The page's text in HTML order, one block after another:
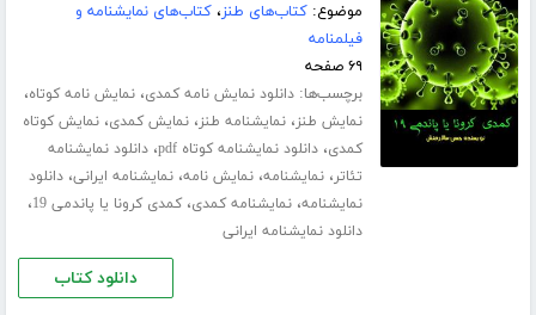
موضوع:کتاب‌های طنز،کتاب‌های نمایشنامه و
فیلمنامه
۶۹ صفحه
برچسب‌ها:دانلود نمایش نامه کمدی،نمایش نامه کوتاه،
نمایش طنز،نمایشنامه طنز،نمایش کمدی،نمایش کوتاه
کمدی،دانلود نمایشنامه کوتاه pdf ،دانلود نمایشنامه
تئاتر،نمایشنامه،نمایش نامه،نمایشنامه ایرانی،دانلود
نمایشنامه،نمایشنامه کمدی،کمدی کرونا یا پاندمی 19 ،
دانلود نمایشنامه ایرانی
دانلود کتاب